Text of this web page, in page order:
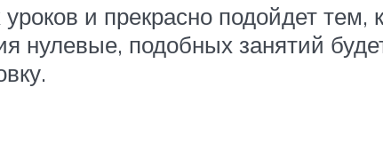
и прекрасно подойдет
нулевые, подобных занятий